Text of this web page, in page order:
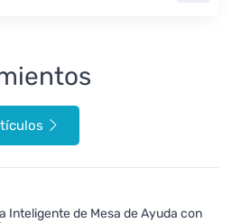
Inteligente de Mesa de Ayuda con